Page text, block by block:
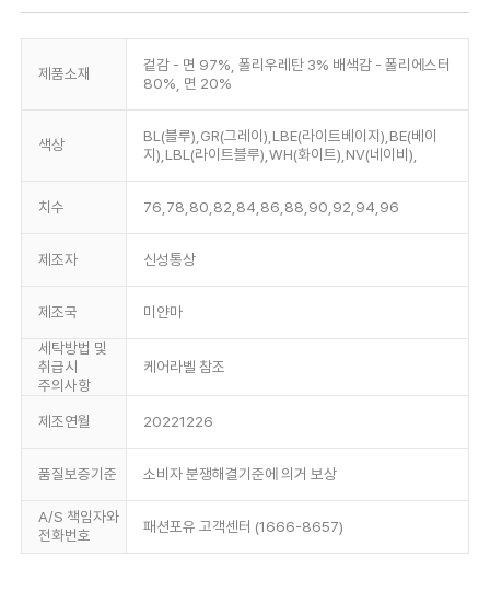
제품소재
겉감 - 면 97%, 폴리우레탄 3% 배색감 - 폴리에스터
80%, 면 20%
색상
BL(블루),GR(그레이),LBE(라이트베이지),BE(베이
지),LBL(라이트블루),WH(화이트),NV(네이비),
치수 76,78,80,82,84,86,88,90,92,94,96
제조자 신성통상
제조국 미얀마
세탁방법 및
취급시
주의사항
케어라벨 참조
제조연월 20221226
품질보증기준 소비자 분쟁해결기준에 의거 보상
A/S 책임자와
전화번호
패션포유 고객센터 (1666-8657)